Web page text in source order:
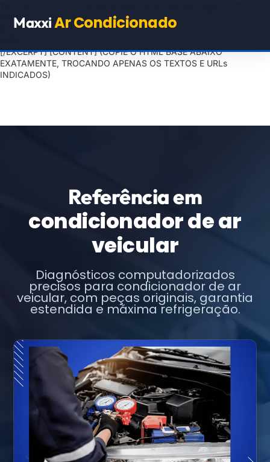
[SLUG] condicionador-de-ar-veicular [/SLUG] [EXCERPT]
Especialistas em condicionador de ar veicular com diagnóstico
[/EXCERPT] [CONTENT] (COPIE O HTML BASE ABAIXO
EXATAMENTE, TROCANDO APENAS OS TEXTOS E URLs
INDICADOS)
MaxxiAr Condicionado
Referência em
condicionador de ar
veicular
Diagnósticos computadorizados
precisos para condicionador de ar
veicular, com peças originais, garantia
estendida e máxima refrigeração.